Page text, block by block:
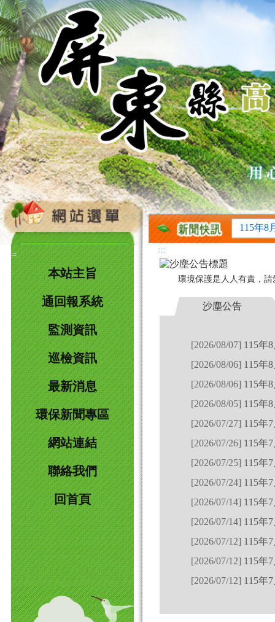
115年8
115年8
115年8
115年8
115年8
115年8
:::
本站主旨
通回報系統
監測資訊
巡檢資訊
最新消息
環保新聞專區
網站連結
聯絡我們
回首頁
.
:::
環境保護是人人有責，
沙塵公告
[2026/08/07] 115年
[2026/08/06] 115年
[2026/08/06] 115年
[2026/08/05] 115年
[2026/07/27] 115年
[2026/07/26] 115年
[2026/07/25] 115年
[2026/07/24] 115年
[2026/07/14] 115年
[2026/07/14] 115年
[2026/07/12] 115年
[2026/07/12] 115年
[2026/07/12] 115年